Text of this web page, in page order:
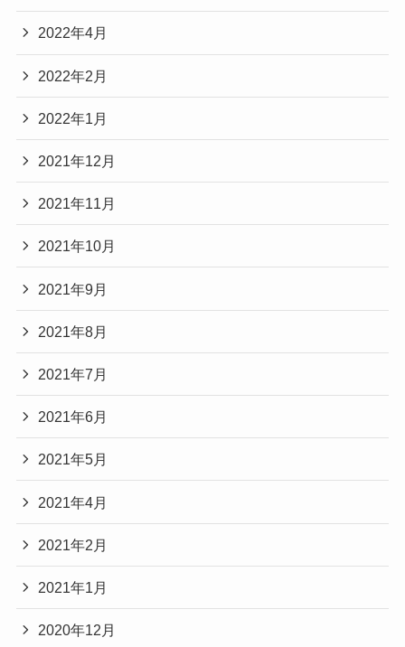
2022年4月
2022年2月
2022年1月
2021年12月
2021年11月
2021年10月
2021年9月
2021年8月
2021年7月
2021年6月
2021年5月
2021年4月
2021年2月
2021年1月
2020年12月